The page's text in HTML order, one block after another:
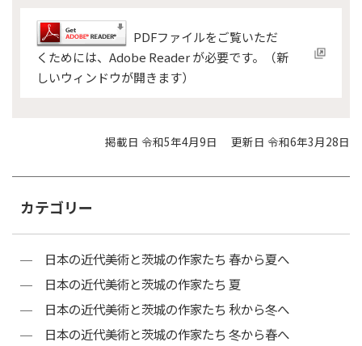
PDFファイルをご覧いただ
くためには、Adobe Reader が必要です。（新
しいウィンドウが開きます）
掲載日 令和5年4月9日 更新日 令和6年3月28日
カテゴリー
日本の近代美術と茨城の作家たち 春から夏へ
日本の近代美術と茨城の作家たち 夏
日本の近代美術と茨城の作家たち 秋から冬へ
日本の近代美術と茨城の作家たち 冬から春へ